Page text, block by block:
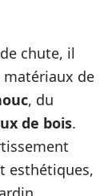
chute, il
matériaux de
, du
de bois.
esthétiques,